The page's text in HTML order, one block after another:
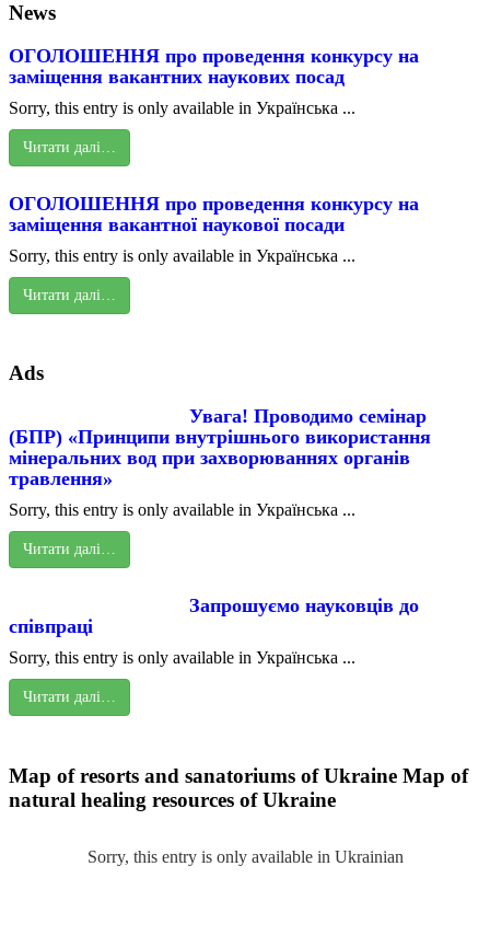
News
ОГОЛОШЕННЯ про проведення конкурсу на
заміщення вакантних наукових посад
Sorry, this entry is only available in Українська ...
Читати далі…
ОГОЛОШЕННЯ про проведення конкурсу на
заміщення вакантної наукової посади
Sorry, this entry is only available in Українська ...
Читати далі…
Ads
Увага! Проводимо семінар
(БПР) «Принципи внутрішнього використання
мінеральних вод при захворюваннях органів
травлення»
Sorry, this entry is only available in Українська ...
Читати далі…
Запрошуємо науковців до
співпраці
Sorry, this entry is only available in Українська ...
Читати далі…
Map of resorts and sanatoriums of Ukraine Map of
natural healing resources of Ukraine
Sorry, this entry is only available in Ukrainian